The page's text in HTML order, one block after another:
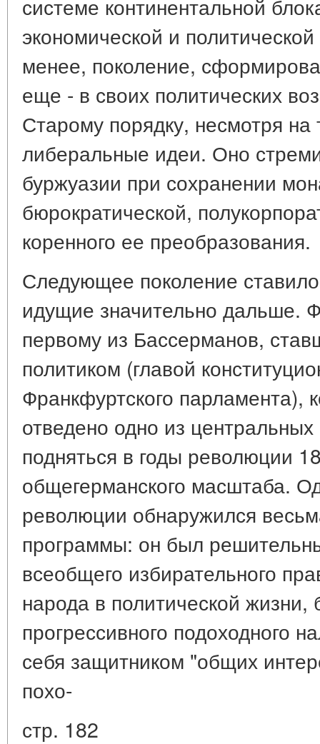
системе континентальной
экономической и
менее, поколение,
еще - в своих политических
Старому порядку, несмотря на
либеральные идеи. Оно
буржуазии при сохранении
бюрократической,
коренного ее преобразования.
Следующее поколение
идущие значительно дальше.
первому из Бассерманов,
политиком (главой
Франкфуртского парламента),
отведено одно из
подняться в годы революции
общегерманского масштаба.
революции обнаружился
программы: он был
всеобщего избирательного
народа в политической
прогрессивного подоходного
себя защитником "общих
похо-
стр. 182